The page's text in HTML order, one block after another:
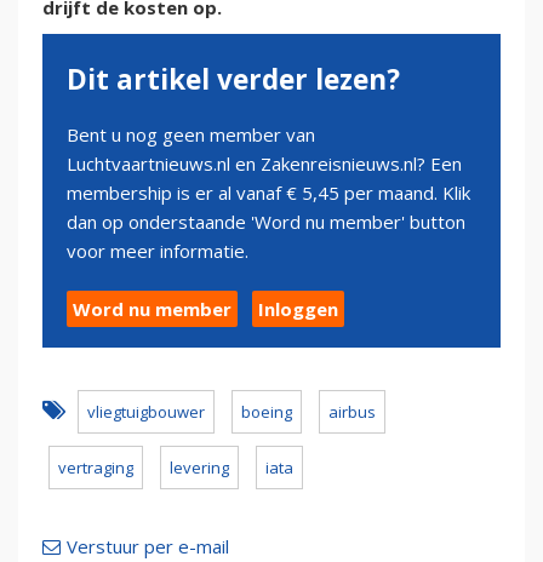
drijft de kosten op.
Dit artikel verder lezen?
Bent u nog geen member van
Luchtvaartnieuws.nl en Zakenreisnieuws.nl? Een
membership is er al vanaf € 5,45 per maand. Klik
dan op onderstaande 'Word nu member' button
voor meer informatie.
Word nu member Inloggen
vliegtuigbouwer boeing airbus
vertraging levering iata
Verstuur per e-mail